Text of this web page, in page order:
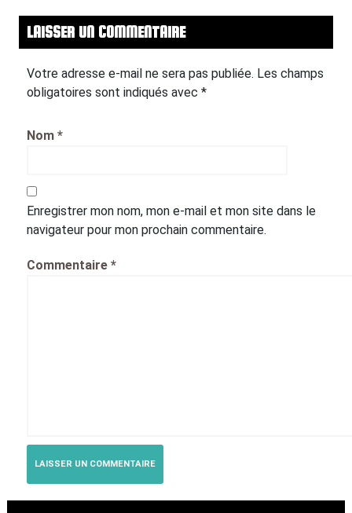
LAISSER UN COMMENTAIRE
Votre adresse e-mail ne sera pas publiée. Les champs
obligatoires sont indiqués avec *
Nom *
Enregistrer mon nom, mon e-mail et mon site dans le
navigateur pour mon prochain commentaire.
Commentaire *